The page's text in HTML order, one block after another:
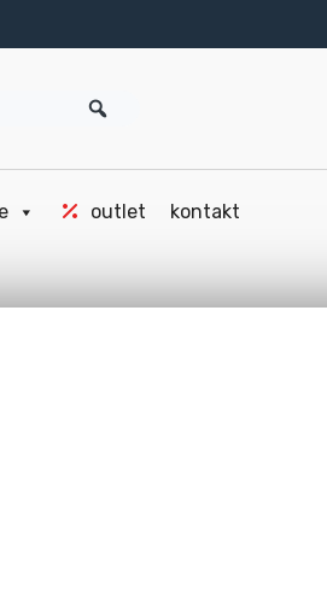
outlet kontakt